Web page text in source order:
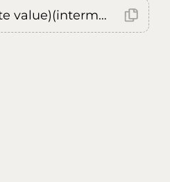
Error: (intermediate value)(intermediate value)(intermediate value).replaceAll is not a function